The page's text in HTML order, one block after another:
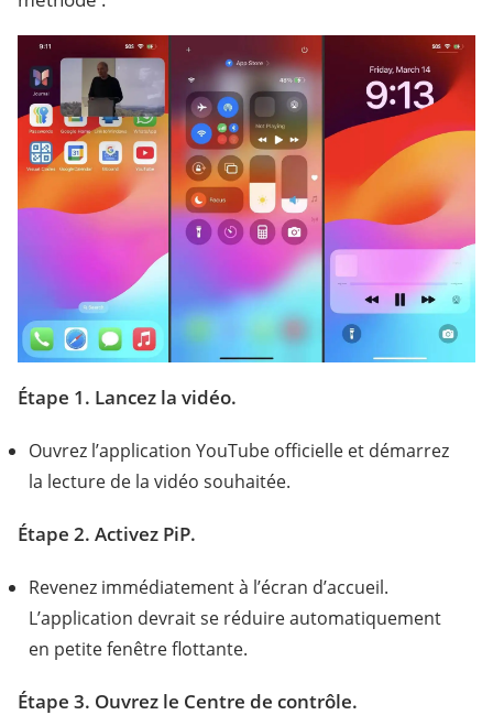
Étape 1. Lancez la vidéo.
Ouvrez l’application YouTube officielle et démarrez
la lecture de la vidéo souhaitée.
Étape 2. Activez PiP.
Revenez immédiatement à l’écran d’accueil.
L’application devrait se réduire automatiquement
en petite fenêtre flottante.
Étape 3. Ouvrez le Centre de contrôle.